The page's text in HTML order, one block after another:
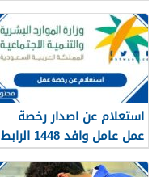
استعلام عن اصدار رخصة
عمل عامل وافد 1448 الرابط
والطريقة بالتفصيل